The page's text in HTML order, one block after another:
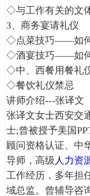
◇与工作有关的文
3、商务宴请礼仪
◇点菜技巧——如
◇酒宴技巧——如
◇中、西餐用餐礼
◇餐饮礼仪禁忌
讲师介绍---张译文
张译文女士西安交
士;曾被授予美国
顾问资格认证、中
导师，高级 人力资
工作经历，多年担
域总监。曾辅导咨